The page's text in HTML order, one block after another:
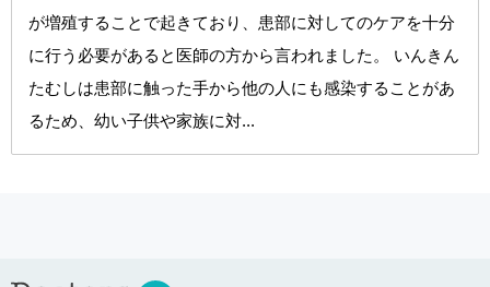
が増殖することで起きており、患部に対してのケアを十分
に行う必要があると医師の方から言われました。 いんきん
たむしは患部に触った手から他の人にも感染することがあ
るため、幼い子供や家族に対...